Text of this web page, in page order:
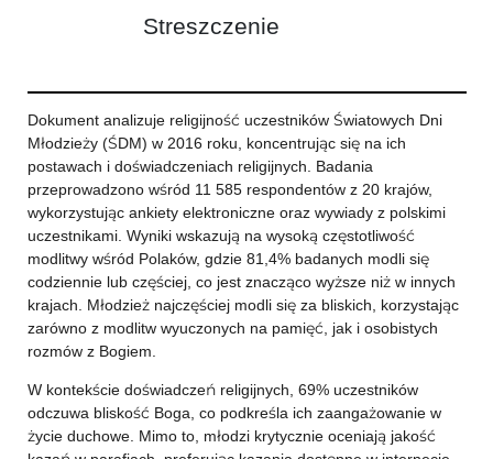
Streszczenie
Dokument analizuje religijność uczestników Światowych Dni
Młodzieży (ŚDM) w 2016 roku, koncentrując się na ich
postawach i doświadczeniach religijnych. Badania
przeprowadzono wśród 11 585 respondentów z 20 krajów,
wykorzystując ankiety elektroniczne oraz wywiady z polskimi
uczestnikami. Wyniki wskazują na wysoką częstotliwość
modlitwy wśród Polaków, gdzie 81,4% badanych modli się
codziennie lub częściej, co jest znacząco wyższe niż w innych
krajach. Młodzież najczęściej modli się za bliskich, korzystając
zarówno z modlitw wyuczonych na pamięć, jak i osobistych
rozmów z Bogiem.
W kontekście doświadczeń religijnych, 69% uczestników
odczuwa bliskość Boga, co podkreśla ich zaangażowanie w
życie duchowe. Mimo to, młodzi krytycznie oceniają jakość